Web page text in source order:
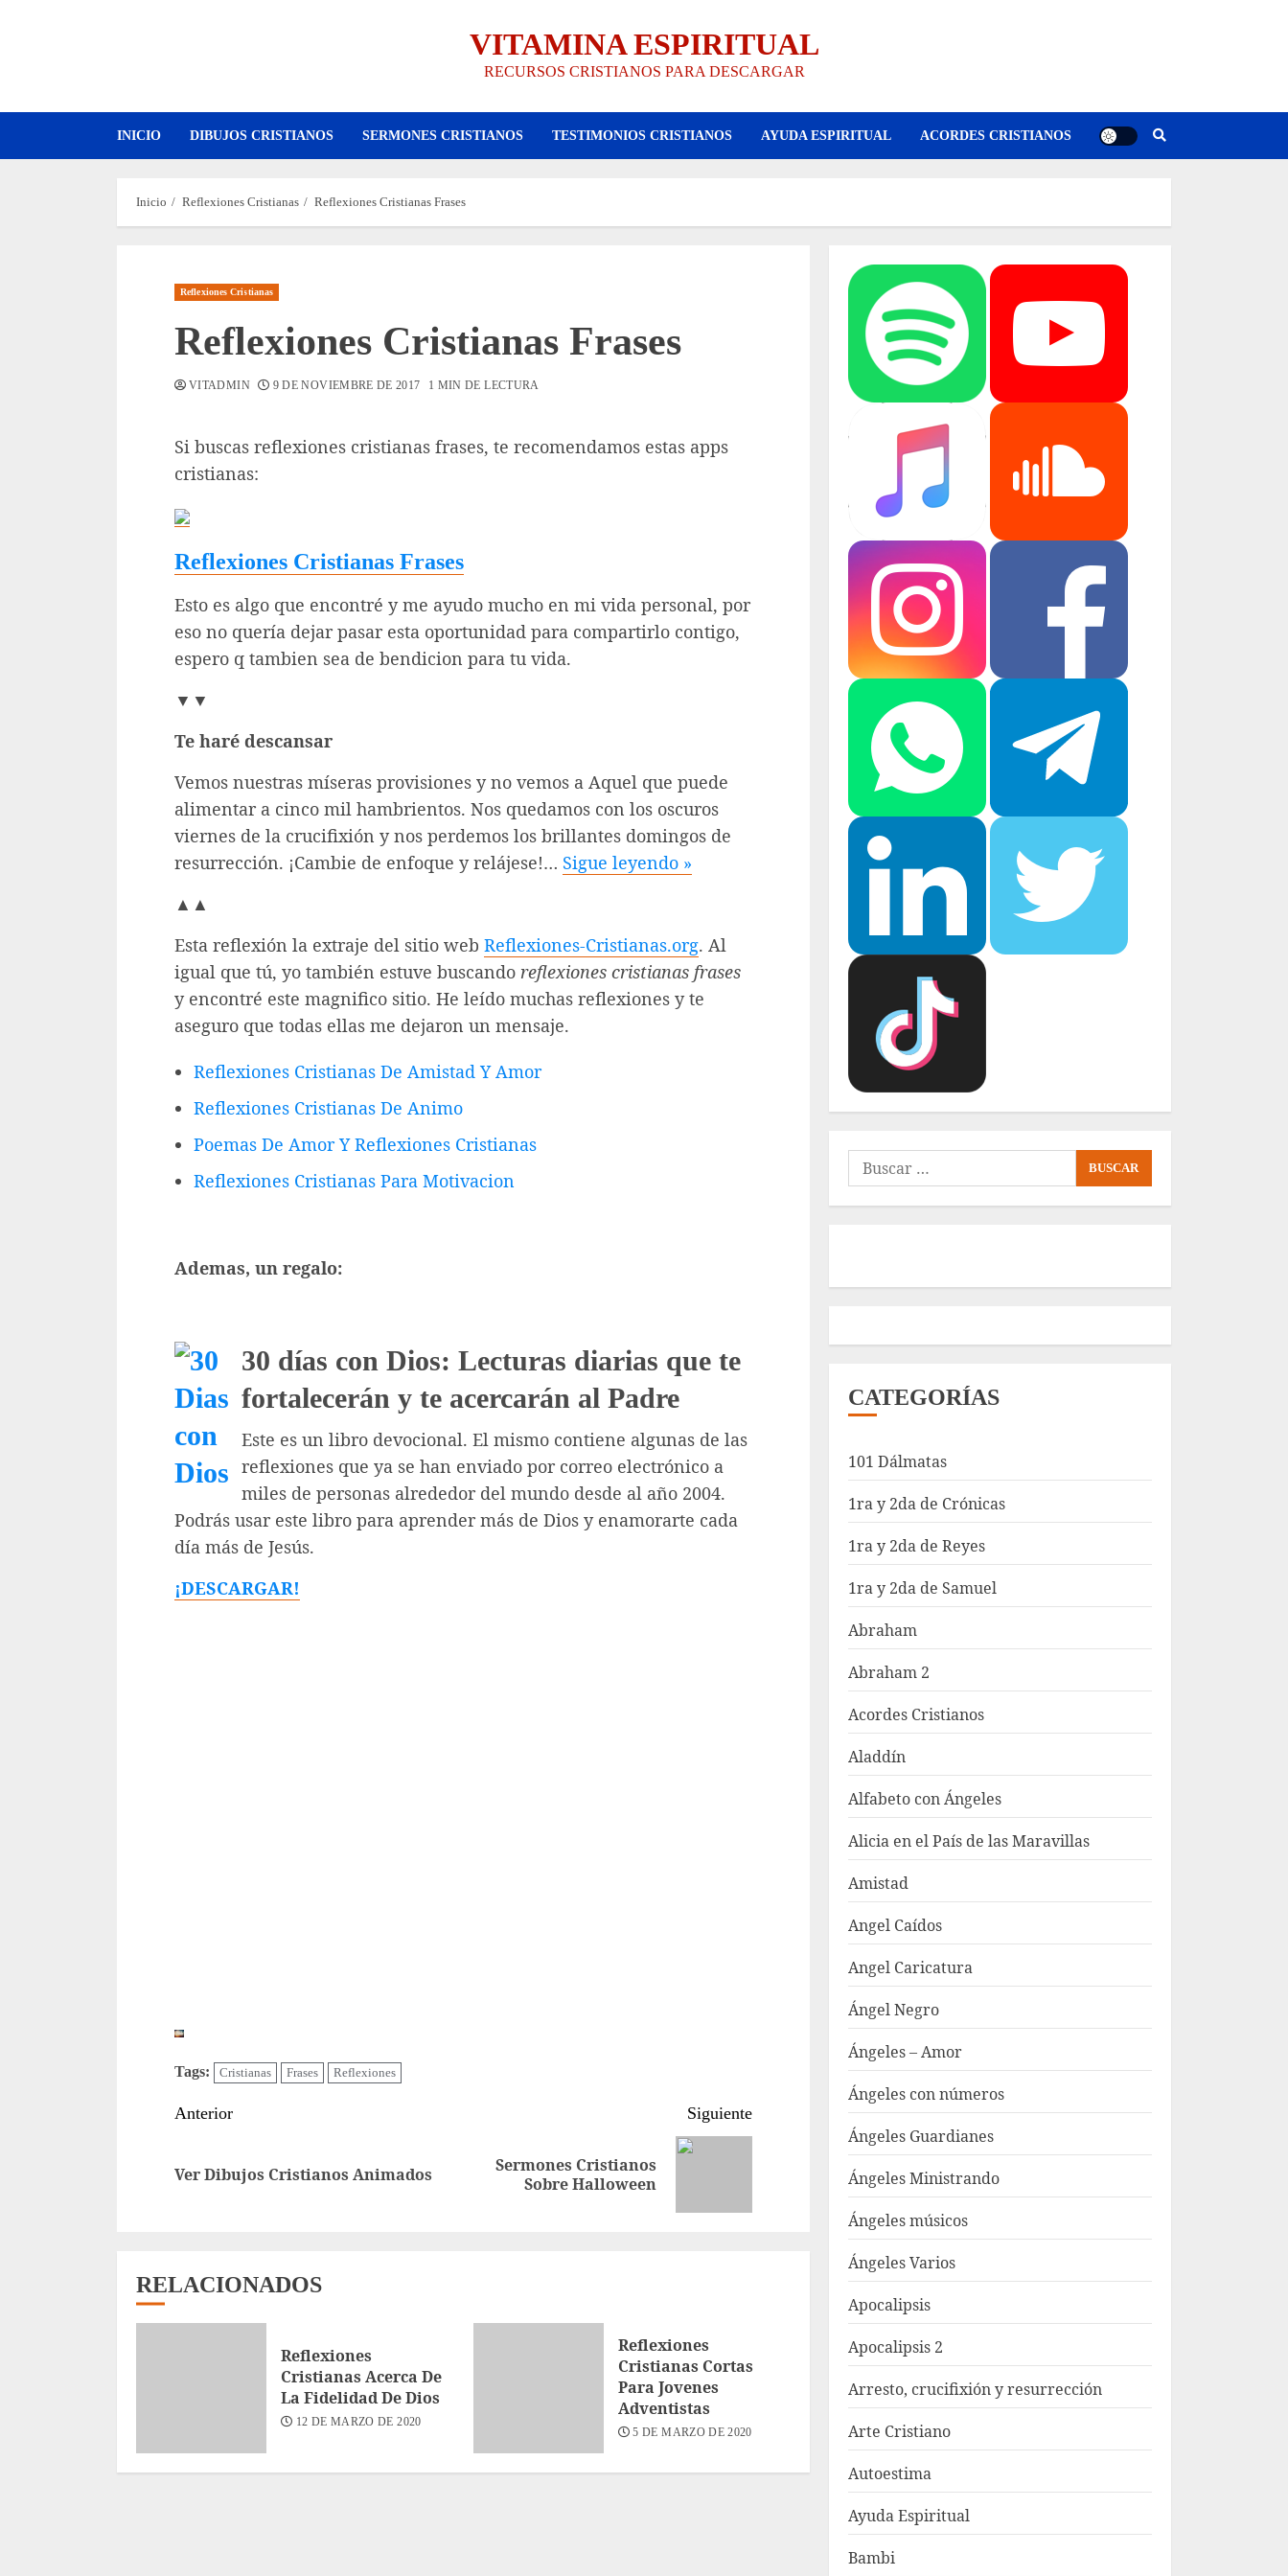
VITAMINA ESPIRITUAL
RECURSOS CRISTIANOS PARA DESCARGAR
INICIO DIBUJOS CRISTIANOS SERMONES CRISTIANOS TESTIMONIOS CRISTIANOS AYUDA ESPIRITUAL ACORDES CRISTIANOS
Inicio Reflexiones Cristianas Reflexiones Cristianas Frases
Reflexiones Cristianas
Reflexiones Cristianas Frases
VITADMIN 9 DE NOVIEMBRE DE 2017 1 MIN DE LECTURA
Si buscas reflexiones cristianas frases, te recomendamos estas apps
cristianas:
Reflexiones Cristianas Frases
Esto es algo que encontré y me ayudo mucho en mi vida personal, por
eso no quería dejar pasar esta oportunidad para compartirlo contigo,
espero q tambien sea de bendicion para tu vida.
▼▼
Te haré descansar
Vemos nuestras míseras provisiones y no vemos a Aquel que puede
alimentar a cinco mil hambrientos. Nos quedamos con los oscuros
viernes de la crucifixión y nos perdemos los brillantes domingos de
resurrección. ¡Cambie de enfoque y relájese!… Sigue leyendo »
▲▲
Esta reflexión la extraje del sitio web Reflexiones-Cristianas.org. Al
igual que tú, yo también estuve buscando reflexiones cristianas frases
y encontré este magnifico sitio. He leído muchas reflexiones y te
aseguro que todas ellas me dejaron un mensaje.
Reflexiones Cristianas De Amistad Y Amor
Reflexiones Cristianas De Animo
Poemas De Amor Y Reflexiones Cristianas
Reflexiones Cristianas Para Motivacion
Ademas, un regalo:
30 días con Dios: Lecturas diarias que te
fortalecerán y te acercarán al Padre
Este es un libro devocional. El mismo contiene algunas de las
reflexiones que ya se han enviado por correo electrónico a
miles de personas alrededor del mundo desde al año 2004.
Podrás usar este libro para aprender más de Dios y enamorarte cada
día más de Jesús.
¡DESCARGAR!
Tags: Cristianas Frases Reflexiones
Sigue
Anterior
Entrada
anterior:
Ver Dibujos Cristianos Animados
Siguiente
Siguiente
entrada:
Sermones Cristianos
Sobre Halloween
RELACIONADOS
Reflexiones
Cristianas Acerca De
La Fidelidad De Dios
12 DE MARZO DE 2020
Reflexiones
Cristianas Cortas
Para Jovenes
Adventistas
5 DE MARZO DE 2020
Buscar:
CATEGORÍAS
101 Dálmatas
1ra y 2da de Crónicas
1ra y 2da de Reyes
1ra y 2da de Samuel
Abraham
Abraham 2
Acordes Cristianos
Aladdín
Alfabeto con Ángeles
Alicia en el País de las Maravillas
Amistad
Angel Caídos
Angel Caricatura
Ángel Negro
Ángeles – Amor
Ángeles con números
Ángeles Guardianes
Ángeles Ministrando
Ángeles músicos
Ángeles Varios
Apocalipsis
Apocalipsis 2
Arresto, crucifixión y resurrección
Arte Cristiano
Autoestima
Ayuda Espiritual
Bambi